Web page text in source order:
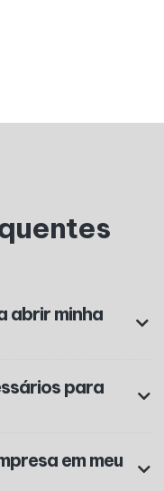
abrir minha
para
em meu